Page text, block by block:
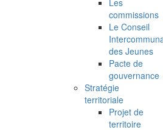
Les
commissions
Le Conseil
des Jeunes
Pacte de
gouvernance
Stratégie
territoriale
Projet de
territoire